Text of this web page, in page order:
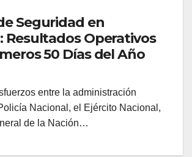
Seguridad en
Resultados Operativos
50 Días del Año
entre la administración
Nacional, el Ejército Nacional,
de la Nación…